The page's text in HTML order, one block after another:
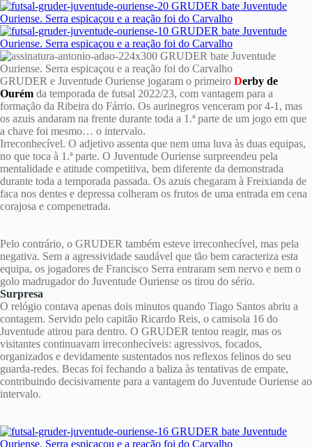
GRUDER e Juventude Ouriense jogaram o primeiro Derby de
Ourém da temporada de futsal 2022/23, com vantagem para a
formação da Ribeira do Fárrio. Os aurinegros venceram por 4-1, mas
os azuis andaram na frente durante toda a 1.ª parte de um jogo em que
a chave foi mesmo… o intervalo.
Irreconhecível. O adjetivo assenta que nem uma luva às duas equipas,
no que toca à 1.ª parte. O Juventude Ouriense surpreendeu pela
mentalidade e atitude competitiva, bem diferente da demonstrada
durante toda a temporada passada. Os azuis chegaram à Freixianda de
faca nos dentes e depressa colheram os frutos de uma entrada em cena
corajosa e compenetrada.
Pelo contrário, o GRUDER também esteve irreconhecível, mas pela
negativa. Sem a agressividade saudável que tão bem caracteriza esta
equipa, os jogadores de Francisco Serra entraram sem nervo e nem o
golo madrugador do Juventude Ouriense os tirou do sério.
Surpresa
O relógio contava apenas dois minutos quando Tiago Santos abriu a
contagem. Servido pelo capitão Ricardo Reis, o camisola 16 do
Juventude atirou para dentro. O GRUDER tentou reagir, mas os
visitantes continuavam irreconhecíveis: agressivos, focados,
organizados e devidamente sustentados nos reflexos felinos do seu
guarda-redes. Becas foi fechando a baliza às tentativas de empate,
contribuindo decisivamente para a vantagem do Juventude Ouriense ao
intervalo.